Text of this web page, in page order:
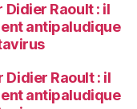
Didier Raoult : il
antipaludique
Didier Raoult : il
antipaludique